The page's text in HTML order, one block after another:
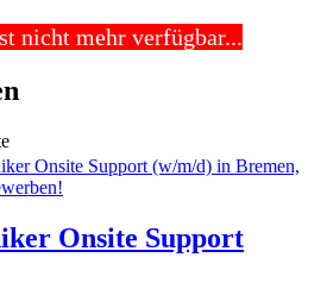
nicht mehr verfügbar...
Onsite Support